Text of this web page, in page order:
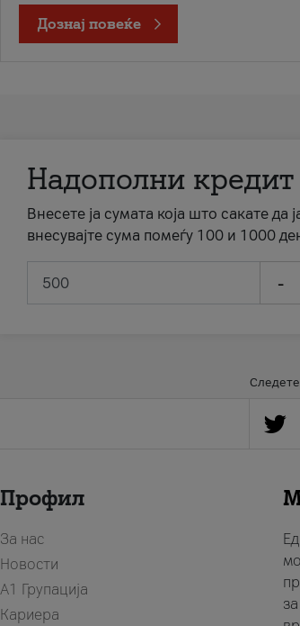
Дознај повеќе
Надополни кредит
Внесете ја сумата која што сакате
внесувајте сума помеѓу 100 и 1000
-
Профил
За нас
Новости
А1 Групација
Кариера